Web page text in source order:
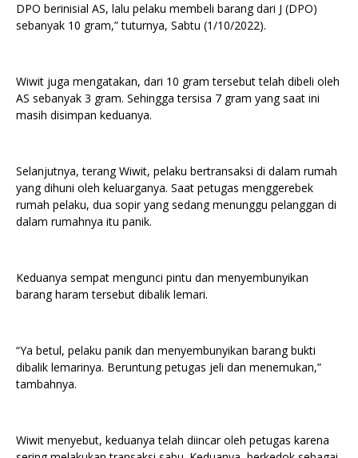
DPO berinisial AS, lalu pelaku membeli barang dari J (DPO)
sebanyak 10 gram,” tuturnya, Sabtu (1/10/2022).
Wiwit juga mengatakan, dari 10 gram tersebut telah dibeli oleh
AS sebanyak 3 gram. Sehingga tersisa 7 gram yang saat ini
masih disimpan keduanya.
Selanjutnya, terang Wiwit, pelaku bertransaksi di dalam rumah
yang dihuni oleh keluarganya. Saat petugas menggerebek
rumah pelaku, dua sopir yang sedang menunggu pelanggan di
dalam rumahnya itu panik.
Keduanya sempat mengunci pintu dan menyembunyikan
barang haram tersebut dibalik lemari.
“Ya betul, pelaku panik dan menyembunyikan barang bukti
dibalik lemarinya. Beruntung petugas jeli dan menemukan,”
tambahnya.
Wiwit menyebut, keduanya telah diincar oleh petugas karena